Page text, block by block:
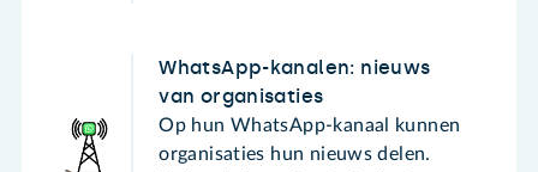
WhatsApp-kanalen: nieuws
van organisaties
Op hun WhatsApp-kanaal kunnen
organisaties hun nieuws delen.